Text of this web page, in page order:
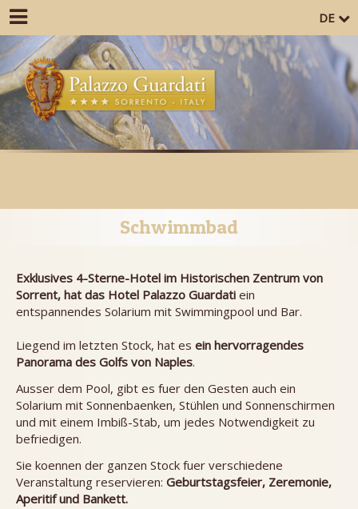
DE
Schwimmbad
Exklusives 4-Sterne-Hotel im Historischen Zentrum von
Sorrent, hat das Hotel Palazzo Guardati ein
entspannendes Solarium mit Swimmingpool und Bar.
Liegend im letzten Stock, hat es ein hervorragendes
Panorama des Golfs von Naples.
Ausser dem Pool, gibt es fuer den Gesten auch ein
Solarium mit Sonnenbaenken, Stühlen und Sonnenschirmen
und mit einem Imbiß-Stab, um jedes Notwendigkeit zu
befriedigen.
Sie koennen der ganzen Stock fuer verschiedene
Veranstaltung reservieren: Geburtstagsfeier, Zeremonie,
Aperitif und Bankett.